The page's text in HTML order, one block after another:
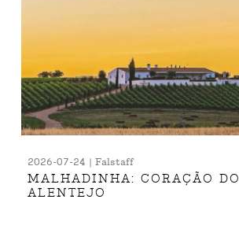
2026-07-24 | Falstaff
MALHADINHA: CORAÇÃO DO
ALENTEJO